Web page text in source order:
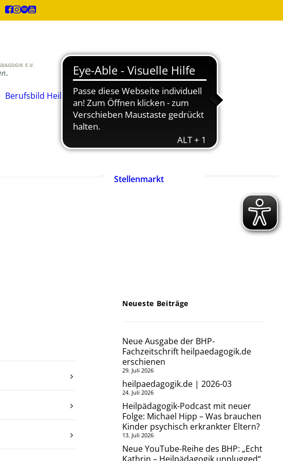
Berufsbild Heilpädagog:in
Wie werde ich
Heilpädagog:in?
BHP-Berufsbild
Heilpädagog:in
Arbeitshilfen und
Positionspapiere
Anbieter
Stellenmarkt
Barrierefreiheit ist
Neueste Beiträge
Neue Ausgabe der BHP-
Fachzeitschrift heilpaedagogik.de
erschienen
29. Juli 2026
heilpaedagogik.de | 2026-03
24. Juli 2026
Heilpädagogik-Podcast mit neuer
Folge: Michael Hipp – Was brauchen
Kinder psychisch erkrankter Eltern?
13. Juli 2026
Neue YouTube-Reihe des BHP: „Echt